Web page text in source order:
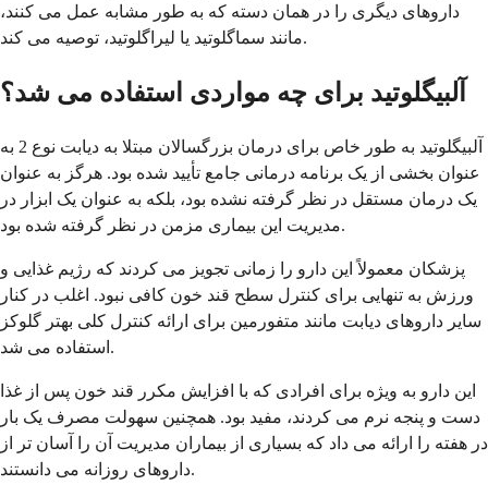
داروهای دیگری را در همان دسته که به طور مشابه عمل می کنند،
مانند سماگلوتید یا لیراگلوتید، توصیه می کند.
آلبیگلوتید برای چه مواردی استفاده می شد؟
آلبیگلوتید به طور خاص برای درمان بزرگسالان مبتلا به دیابت نوع 2 به
عنوان بخشی از یک برنامه درمانی جامع تأیید شده بود. هرگز به عنوان
یک درمان مستقل در نظر گرفته نشده بود، بلکه به عنوان یک ابزار در
مدیریت این بیماری مزمن در نظر گرفته شده بود.
پزشکان معمولاً این دارو را زمانی تجویز می کردند که رژیم غذایی و
ورزش به تنهایی برای کنترل سطح قند خون کافی نبود. اغلب در کنار
سایر داروهای دیابت مانند متفورمین برای ارائه کنترل کلی بهتر گلوکز
استفاده می شد.
این دارو به ویژه برای افرادی که با افزایش مکرر قند خون پس از غذا
دست و پنجه نرم می کردند، مفید بود. همچنین سهولت مصرف یک بار
در هفته را ارائه می داد که بسیاری از بیماران مدیریت آن را آسان تر از
داروهای روزانه می دانستند.